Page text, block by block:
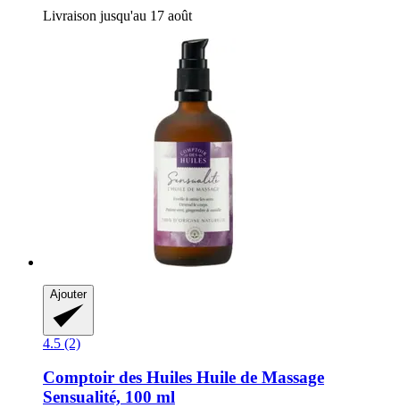
Livraison jusqu'au 17 août
Ajouter
4.5 (2)
Comptoir des Huiles Huile de Massage
Sensualité, 100 ml